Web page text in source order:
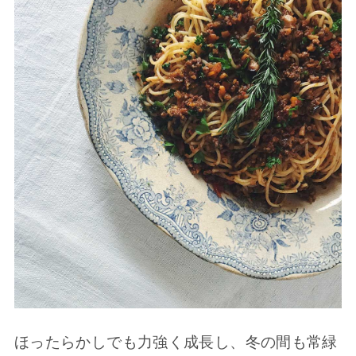
ほったらかしでも力強く成長し、冬の間も常緑